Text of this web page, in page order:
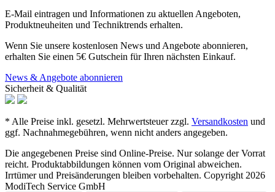
E-Mail eintragen und Informationen zu aktuellen Angeboten,
Produktneuheiten und Techniktrends erhalten.
Wenn Sie unsere kostenlosen News und Angebote abonnieren,
erhalten Sie einen 5€ Gutschein für Ihren nächsten Einkauf.
News & Angebote abonnieren
Sicherheit & Qualität
* Alle Preise inkl. gesetzl. Mehrwertsteuer zzgl. Versandkosten und
ggf. Nachnahmegebühren, wenn nicht anders angegeben.
Die angegebenen Preise sind Online-Preise. Nur solange der Vorrat
reicht. Produktabbildungen können vom Original abweichen.
Irrtümer und Preisänderungen bleiben vorbehalten. Copyright 2026
ModiTech Service GmbH